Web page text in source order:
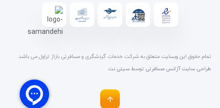
تمام حقوق این وبسایت متعلق به شرکت خدمات گردشگری و مسافرتی باراژ تراول می باشد.
طراحی سایت آژانس مسافرتی توسط سیتی نت